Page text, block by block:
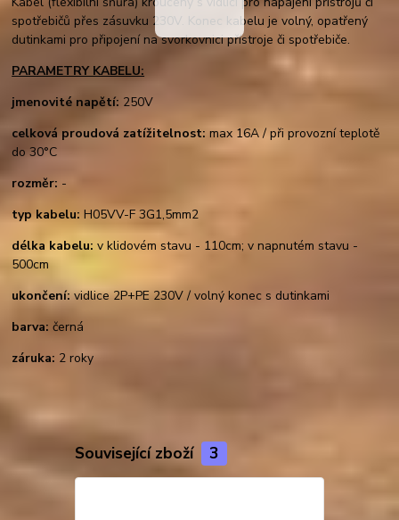
spotřebičů přes zásuvku 230V. Konec kabelu je volný, opatřený
dutinkami pro připojení na svorkovnici přístroje či spotřebiče.
PARAMETRY KABELU:
jmenovité napětí: 250V
celková proudová zatížitelnost: max 16A / při provozní teplotě
do 30°C
rozměr: -
typ kabelu: H05VV-F 3G1,5mm2
délka kabelu:v klidovém stavu - 110cm; v napnutém stavu -
500cm
ukončení:vidlice 2P+PE 230V / volný konec s dutinkami
barva:černá
záruka: 2 roky
Související zboží 3